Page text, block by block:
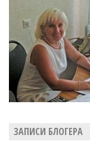
ЗАПИСИ БЛОГЕРА